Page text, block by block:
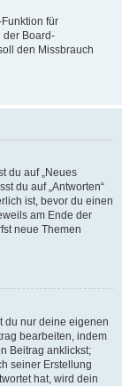
für
der Board-
den Missbrauch
du auf „Neues
du auf „Antworten“
ist, bevor du einen
am Ende der
neue Themen
du nur deine eigenen
bearbeiten, indem
Beitrag anklickst;
seiner Erstellung
hat, wird dein